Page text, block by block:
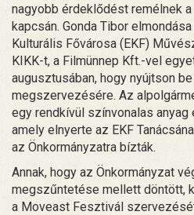
nagyobb érdeklődést remélnek
kapcsán. Gonda Tibor
Kulturális Fővárosa (EKF)
KIKK-t, a Filmünnep Kft.-vel
augusztusában, hogy nyújtson
megszervezésére. Az
egy rendkívül színvonalas
amely elnyerte az EKF
az Önkormányzatra bízták.
Annak, hogy az Önkormányzat
megszűntetése mellett döntött,
a Moveast Fesztivál